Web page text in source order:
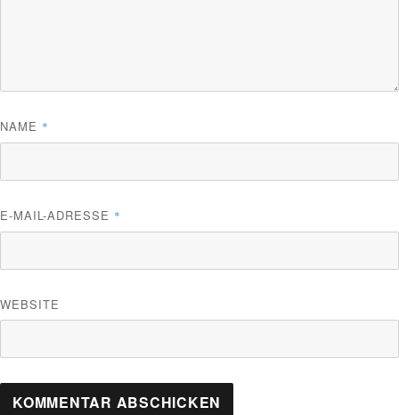
NAME *
E-MAIL-ADRESSE *
WEBSITE